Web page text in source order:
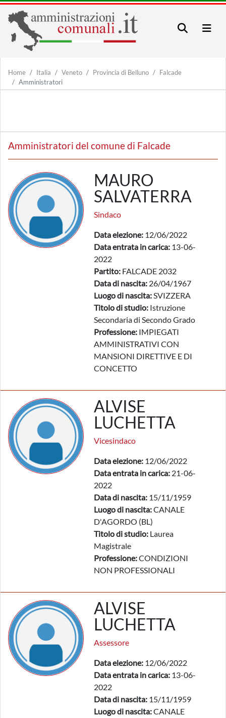
Home Italia Veneto Provincia di Belluno
Falcade
Amministratori
Amministratori del comune di Falcade
MAURO
SALVATERRA
Sindaco
Data elezione: 12/06/2022
Data entrata in carica: 13-06-
2022
Partito: FALCADE 2032
Data di nascita: 26/04/1967
Luogo di nascita:SVIZZERA
Titolo di studio: Istruzione
Secondaria di Secondo Grado
Professione: IMPIEGATI
AMMINISTRATIVI CON
MANSIONI DIRETTIVE E DI
CONCETTO
ALVISE
LUCHETTA
Vicesindaco
Data elezione: 12/06/2022
Data entrata in carica: 21-06-
2022
Data di nascita: 15/11/1959
Luogo di nascita:CANALE
D'AGORDO (BL)
Titolo di studio: Laurea
Magistrale
Professione:CONDIZIONI
NON PROFESSIONALI
ALVISE
LUCHETTA
Assessore
Data elezione: 12/06/2022
Data entrata in carica: 13-06-
2022
Data di nascita: 15/11/1959
Luogo di nascita:CANALE